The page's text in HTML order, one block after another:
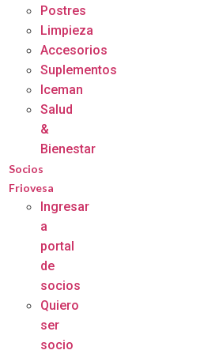
Postres
Limpieza
Accesorios
Suplementos
Iceman
Salud
&
Bienestar
Socios
Friovesa
Ingresar
a
portal
de
socios
Quiero
ser
socio